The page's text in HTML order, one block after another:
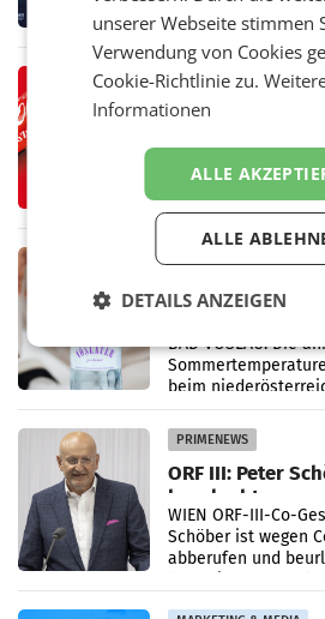
Kühl- und
Markt. Das Produkt
100 Prozent
RETAIL
Coca-Cola
Coca-Cola stellt ab
weiterentwickelte
Verpackungen in
Mittelpunkt des
Vöslauer 1,5-
BAD VÖSLAU. Die
beim
Getränkehersteller
Absatzzuwächsen
PRIMENEWS
ORF III: Peter
beurlaubt
WIEN ORF-III-Co-
Schöber ist wegen
abberufen und
unserer Webseite stimmen
Verwendung von Cookies
Cookie-Richtlinie zu.
Informationen
ALLE
ALLE
DETAILS ANZEIGEN